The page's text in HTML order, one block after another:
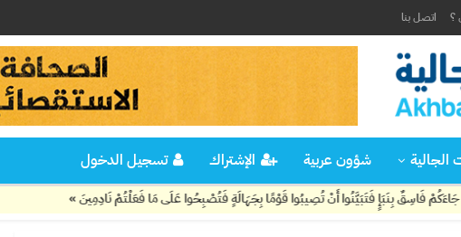
؟ اتصل بنا
شؤون عربية الإشتراك تسجيل الدخول
فَاسِقٌ بِنَبَإٍ فَتَبَيَّنُوا أَنْ تُصِيبُوا قَوْمًا بِجَهَالَةٍ فَتُصْبِحُوا عَلَى مَا فَعَلْتُمْ نَادِمِينَ »